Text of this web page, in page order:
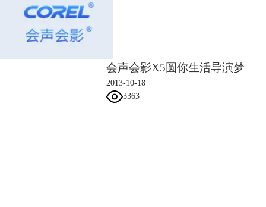
会声会影X5圆你生活导演梦
2013-10-18
3363